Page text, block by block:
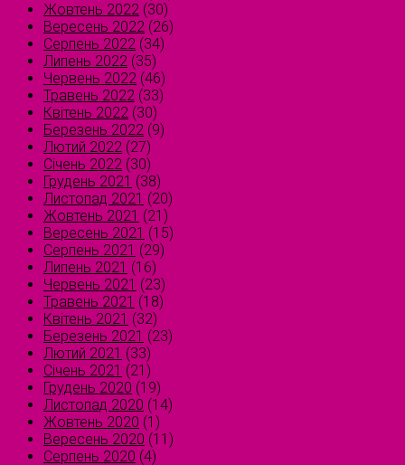
Жовтень 2022 (30)
Вересень 2022 (26)
Серпень 2022 (34)
Липень 2022 (35)
Червень 2022 (46)
Травень 2022 (33)
Квітень 2022 (30)
Березень 2022 (9)
Лютий 2022 (27)
Січень 2022 (30)
Грудень 2021 (38)
Листопад 2021 (20)
Жовтень 2021 (21)
Вересень 2021 (15)
Серпень 2021 (29)
Липень 2021 (16)
Червень 2021 (23)
Травень 2021 (18)
Квітень 2021 (32)
Березень 2021 (23)
Лютий 2021 (33)
Січень 2021 (21)
Грудень 2020 (19)
Листопад 2020 (14)
Жовтень 2020 (1)
Вересень 2020 (11)
Серпень 2020 (4)